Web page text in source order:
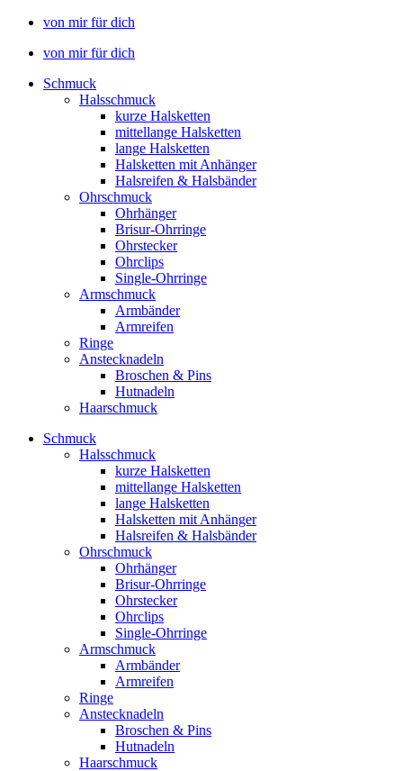
von mir für dich
von mir für dich
Schmuck
Halsschmuck
kurze Halsketten
mittellange Halsketten
lange Halsketten
Halsketten mit Anhänger
Halsreifen & Halsbänder
Ohrschmuck
Ohrhänger
Brisur-Ohrringe
Ohrstecker
Ohrclips
Single-Ohrringe
Armschmuck
Armbänder
Armreifen
Ringe
Anstecknadeln
Broschen & Pins
Hutnadeln
Haarschmuck
Schmuck
Halsschmuck
kurze Halsketten
mittellange Halsketten
lange Halsketten
Halsketten mit Anhänger
Halsreifen & Halsbänder
Ohrschmuck
Ohrhänger
Brisur-Ohrringe
Ohrstecker
Ohrclips
Single-Ohrringe
Armschmuck
Armbänder
Armreifen
Ringe
Anstecknadeln
Broschen & Pins
Hutnadeln
Haarschmuck